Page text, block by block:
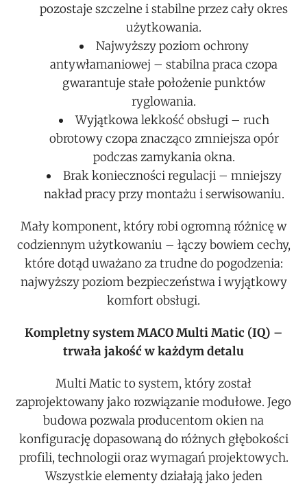
pozostaje szczelne i stabilne przez cały okres
użytkowania.
Najwyższy poziom ochrony
antywłamaniowej – stabilna praca czopa
gwarantuje stałe położenie punktów
ryglowania.
Wyjątkowa lekkość obsługi – ruch
obrotowy czopa znacząco zmniejsza opór
podczas zamykania okna.
Brak konieczności regulacji – mniejszy
nakład pracy przy montażu i serwisowaniu.
Mały komponent, który robi ogromną różnicę w
codziennym użytkowaniu – łączy bowiem cechy,
które dotąd uważano za trudne do pogodzenia:
najwyższy poziom bezpieczeństwa i wyjątkowy
komfort obsługi.
Kompletny system MACO Multi Matic (IQ) –
trwała jakość w każdym detalu
Multi Matic to system, który został
zaprojektowany jako rozwiązanie modułowe. Jego
budowa pozwala producentom okien na
konfigurację dopasowaną do różnych głębokości
profili, technologii oraz wymagań projektowych.
Wszystkie elementy działają jako jeden